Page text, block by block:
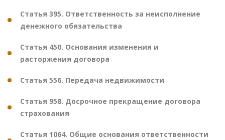
Статья 395. Ответственность за неисполнение
денежного обязательства
Статья 450. Основания изменения и
расторжения договора
Статья 556. Передача недвижимости
Статья 958. Досрочное прекращение договора
страхования
Статья 1064. Общие основания ответственности